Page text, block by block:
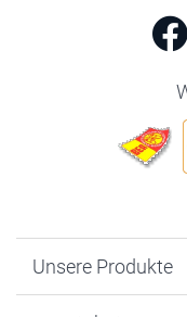
Unsere Produkte